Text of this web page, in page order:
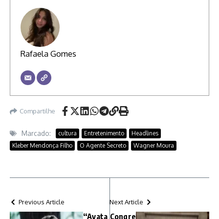
Rafaela Gomes
Compartilhe
Marcado: cultura Entretenimento
Headlines
Kleber Mendonça Filho
O Agente Secreto Wagner Moura
Previous Article
“Avata
Next Article
Congre